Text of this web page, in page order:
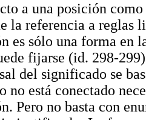
a una posición
la referencia a reglas
es sólo una forma en
fijarse (id. 298-
del significado se
no está conectado
Pero no basta con